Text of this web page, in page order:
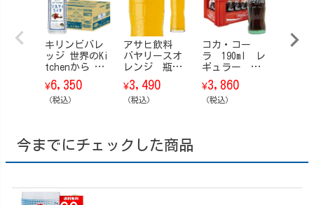
キリンビバレ
ッジ 世界のKi
tchenから ソ
ルティライチ
ペットボトル
500ml 48本（2
¥6,350
（税込）
アサヒ飲料
バヤリースオ
レンジ 瓶 2
00ml 24本/ケ
ース
¥3,490
（税込）
コカ・コー
ラ 190ml レ
ギュラー
瓶 24本/ケー
ス
¥3,860
（税込）
キリ
今までにチェックした商品